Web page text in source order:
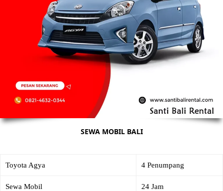
SEWA MOBIL BALI
Toyota Agya 4 Penumpang
Sewa Mobil 24 Jam